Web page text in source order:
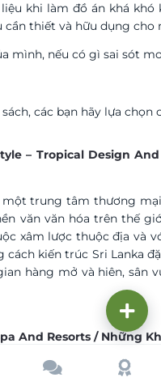
khi làm đồ án khá khó
thiết và hữu dụng cho
mình, nếu có gì sai sót
các bạn hãy lựa
– Tropical Design
một trung tâm thương
văn văn hóa trên thế
xâm lược thuộc địa và
cách kiến trúc Sri Lanka
hàng mở và hiên, sân
And Resorts / Những
lịch cùng sự sự hòa
đồng Cố vấn Dấu